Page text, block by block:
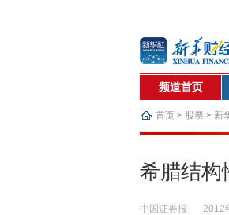
频道首页
首页 > 股票 > 新
希腊结构
中国证券报 2012